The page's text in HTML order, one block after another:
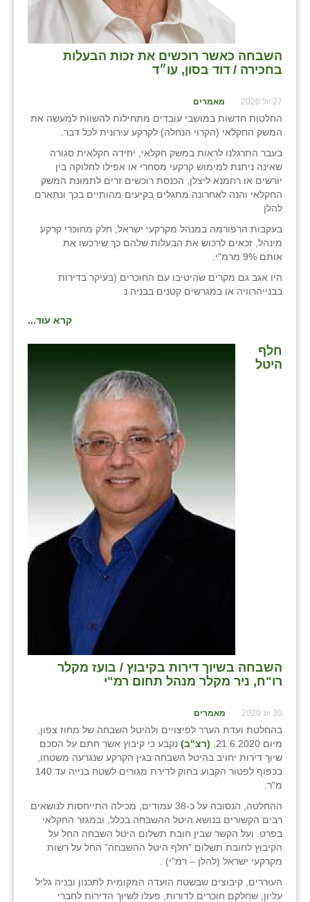
השבחה כאשר רוכשים את זכות הבעלות
בחכירה / דוד בסון, עו״ד
27 יול 2020 מאמרים
החלטות חדשות במושבי עובדים מתחילות להשוות למעשה את
המשק החקלאי (הקרוי הנחלה) לקרקע עירונית לכל דבר.
בעבר התרגלנו לראות במשק חקלאי, יחידה חקלאית סגורה
שאינה ניתנת למימוש קרקעי מסחרי או אפילו לחלוקה בין
יורשים או רחמנא ליצלן, הכנסת רוכשים זרים לתמונת המשק
החקלאי והנה לאחרונה מתגלים בקיעים מהותיים בכך ונתארם
להלן
בעקבות הרפורמה במנהל מקרקעי ישראל, חלק מחוכרי קרקע
מינהל, זכאים לרכוש את הבעלות שלהם כך שירכשו את
אותם 9% מרמ"י.
היו אגב גם מקרים שהיטיבו עם החוכרים (בעיקר בדירות
בבנייהרוויה או במגרשים קטנים בבניה נ
קרא עוד...
חלף
היטל
השבחה בשיוך דירות בקיבוץ / בועז מקלר
רו"ח, ניר מקלר מנהל תחום רמ"י
30 יונ 2020 מאמרים
בהחלטת ועדת הערר לפיצויים ולהיטל השבחה של מחוז צפון,
מיום 21.6.2020,
(רצ"ב) נקבע כי קיבוץ אשר חתם על הסכם
שיוך דירות יחויב בהיטל השבחה בגין הקרקע שנגרעה משטחו,
בכפוף לפטור הקבוע בחוק לדירת מגורים לשטח בנייה עד 140
מ"ר.
ההחלטה, הנסובה על כ-38 עמודים, מכילה התייחסות לנושאים
רבים הקשורים בנושא היטל ההשבחה בכלל, ובמגזר החקלאי
בפרט. ועל הקשר שבין חובת תשלום היטל השבחה החל על
הקיבוץ לחובת תשלום "חלף היטל ההשבחה" החל על רשות
מקרקעי ישראל (להלן – רמ"י) .
העוררים, קיבוצים שבשטח הועדה המקומית לתכנון ובניה גליל
עליון, שחלקם חוכרים לדורות, פעלו לשיוך הדירות לחברי